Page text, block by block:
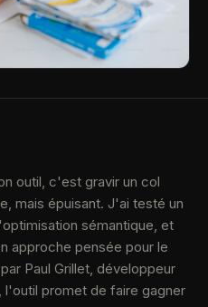
outil, c'est gravir un col
mais épuisant. J'ai testé un
sémantique, et
approche pensée pour le
Paul Grillet, développeur
l'outil promet de faire gagner